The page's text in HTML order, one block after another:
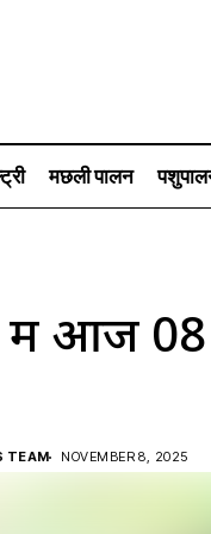
मछली पालन
आज 08
TEAM NOVEMBER 8, 2025